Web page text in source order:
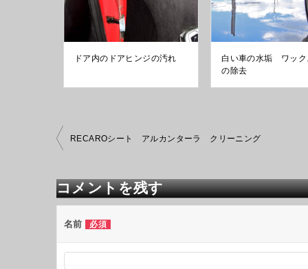
ドア内のドアヒンジの汚れ
白い車の水垢 ワック
の除去
投
稿
ビ
ゲ
ー
シ
ョ
RECAROシート アルカンターラ クリーニング
コメントを残す
名前 必須